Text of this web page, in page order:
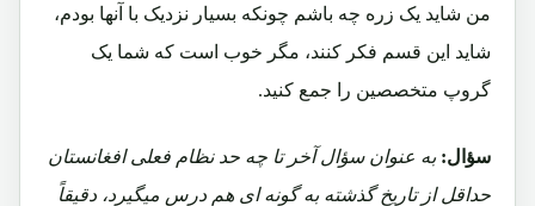
من شاید یک زره چه باشم چونکه بسیار نزدیک با آنها بودم،
شاید این قسم فکر کنند، مگر خوب است که شما یک
گروپ متخصصین را جمع کنید.
سؤال: به عنوان سؤال آخر تا چه حد نظام فعلی افغانستان
حداقل از تاریخ گذشته به گونه ای هم درس میگیرد، دقیقاً